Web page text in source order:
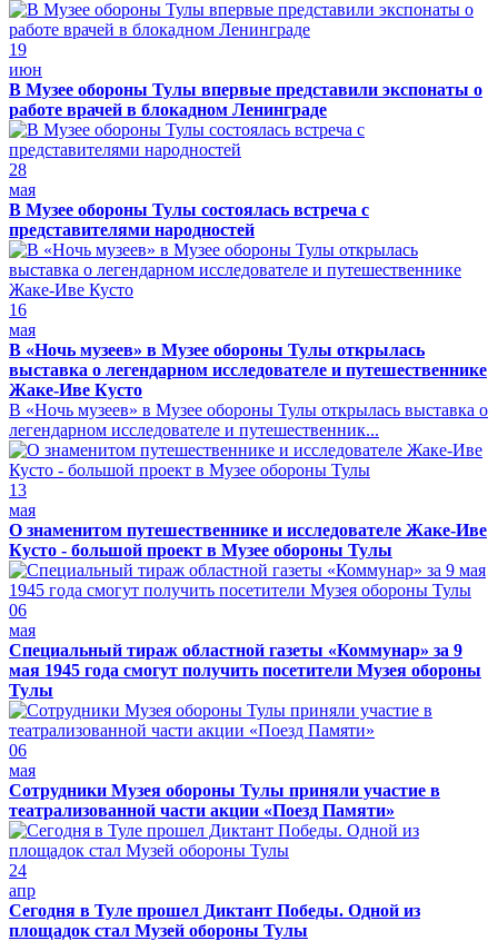
19
июн
В Музее обороны Тулы впервые представили экспонаты о
работе врачей в блокадном Ленинграде
28
мая
В Музее обороны Тулы состоялась встреча с
представителями народностей
16
мая
В «Ночь музеев» в Музее обороны Тулы открылась
выставка о легендарном исследователе и путешественнике
Жаке-Иве Кусто
В «Ночь музеев» в Музее обороны Тулы открылась выставка о
легендарном исследователе и путешественник...
13
мая
О знаменитом путешественнике и исследователе Жаке-Иве
Кусто - большой проект в Музее обороны Тулы
06
мая
Специальный тираж областной газеты «Коммунар» за 9
мая 1945 года смогут получить посетители Музея обороны
Тулы
06
мая
Сотрудники Музея обороны Тулы приняли участие в
театрализованной части акции «Поезд Памяти»
24
апр
Сегодня в Туле прошел Диктант Победы. Одной из
площадок стал Музей обороны Тулы